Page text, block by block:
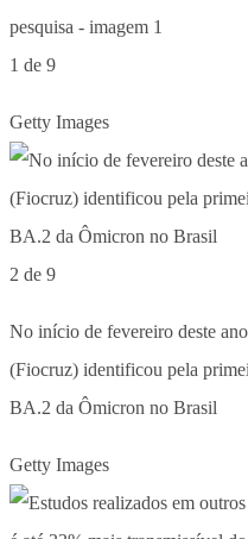
1 de 9
Getty Images
2 de 9
No início de fevereiro deste
(Fiocruz) identificou pela
BA.2 da Ômicron no Brasil
Getty Images